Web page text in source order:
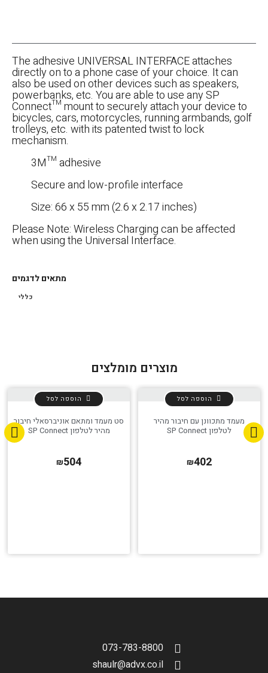
The adhesive UNIVERSAL INTERFACE attaches
directly on to a phone case of your choice. It can
also be used on other devices such as speakers,
powerbanks, etc. You are able to use any SP
Connect™ mount to securely attach your device to
bicycles, cars, motorcycles, running armbands, golf
trolleys, etc. with its patented twist to lock
mechanism.
3M™ adhesive
Secure and low-profile interface
Size: 66 x 55 mm (2.6 x 2.17 inches)
Please Note: Wireless Charging can be affected
when using the Universal Interface.
מתאים לדגמים
כללי
מוצרים מומלצים
מעמד מתכוונן עם חיבור מהיר
לטלפון SP Connect
₪402
הוספה לסל
סט מעמד ומתאם אוניברסאלי חיבור
מהיר לטלפון SP Connect
₪504
הוספה לסל
073-783-8800
shaulr@advx.co.il
הגדר סוג האופנוע שלך אפס